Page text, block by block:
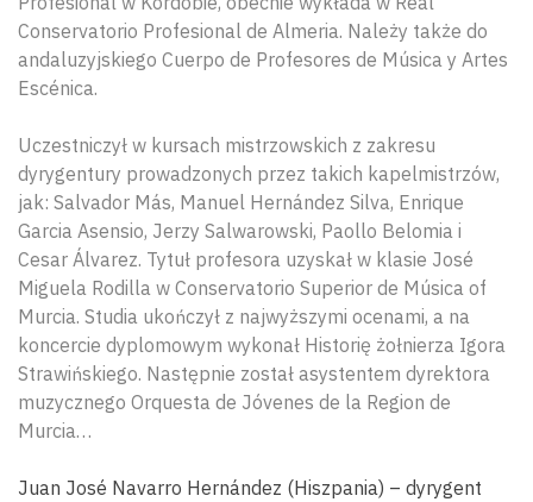
Conservatorio Profesional de Almeria. Należy także do
andaluzyjskiego Cuerpo de Profesores de Música y Artes
Escénica.
Uczestniczył w kursach mistrzowskich z zakresu
dyrygentury prowadzonych przez takich kapelmistrzów,
jak: Salvador Más, Manuel Hernández Silva, Enrique
Garcia Asensio, Jerzy Salwarowski, Paollo Belomia i
Cesar Álvarez. Tytuł profesora uzyskał w klasie José
Miguela Rodilla w Conservatorio Superior de Música of
Murcia. Studia ukończył z najwyższymi ocenami, a na
koncercie dyplomowym wykonał Historię żołnierza Igora
Strawińskiego. Następnie został asystentem dyrektora
muzycznego Orquesta de Jóvenes de la Region de
Murcia…
Juan José Navarro Hernández (Hiszpania) – dyrygent